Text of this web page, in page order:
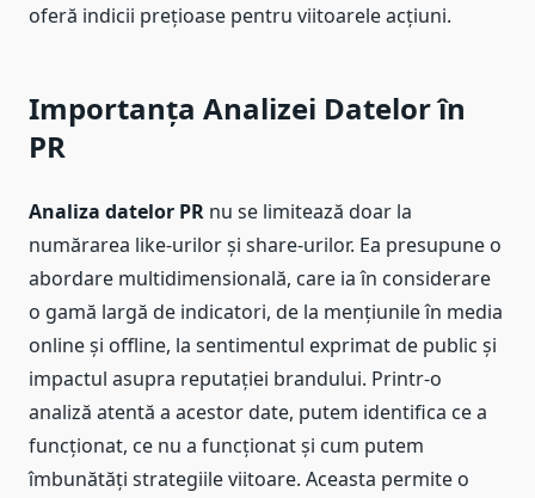
oferă indicii prețioase pentru viitoarele acțiuni.
Importanța Analizei Datelor în
PR
Analiza datelor PR nu se limitează doar la
numărarea like-urilor și share-urilor. Ea presupune o
abordare multidimensională, care ia în considerare
o gamă largă de indicatori, de la mențiunile în media
online și offline, la sentimentul exprimat de public și
impactul asupra reputației brandului. Printr-o
analiză atentă a acestor date, putem identifica ce a
funcționat, ce nu a funcționat și cum putem
îmbunătăți strategiile viitoare. Aceasta permite o